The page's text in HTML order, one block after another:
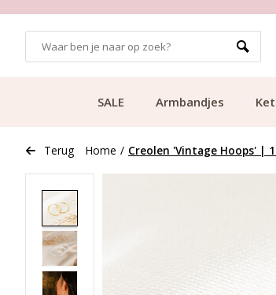
SALE Armbandjes
Terug Home / Creolen 'Vintage Hoops' |